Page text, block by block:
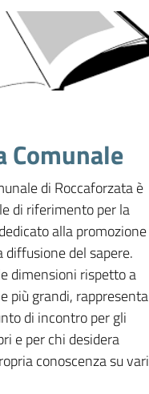
Comunale
di Roccaforzata è
di riferimento per la
alla promozione
diffusione del sapere.
dimensioni rispetto a
più grandi, rappresenta
di incontro per gli
e per chi desidera
conoscenza su vari